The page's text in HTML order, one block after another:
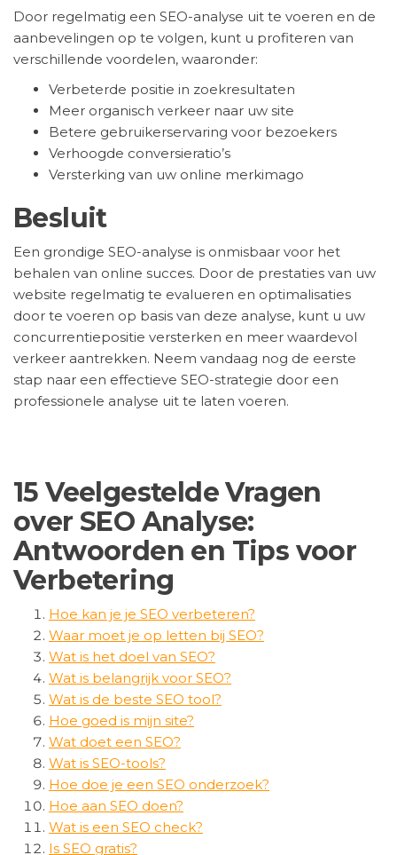
Door regelmatig een SEO-analyse uit te voeren en de
aanbevelingen op te volgen, kunt u profiteren van
verschillende voordelen, waaronder:
Verbeterde positie in zoekresultaten
Meer organisch verkeer naar uw site
Betere gebruikerservaring voor bezoekers
Verhoogde conversieratio’s
Versterking van uw online merkimago
Besluit
Een grondige SEO-analyse is onmisbaar voor het
behalen van online succes. Door de prestaties van uw
website regelmatig te evalueren en optimalisaties
door te voeren op basis van deze analyse, kunt u uw
concurrentiepositie versterken en meer waardevol
verkeer aantrekken. Neem vandaag nog de eerste
stap naar een effectieve SEO-strategie door een
professionele analyse uit te laten voeren.
15 Veelgestelde Vragen
over SEO Analyse:
Antwoorden en Tips voor
Verbetering
Hoe kan je je SEO verbeteren?
Waar moet je op letten bij SEO?
Wat is het doel van SEO?
Wat is belangrijk voor SEO?
Wat is de beste SEO tool?
Hoe goed is mijn site?
Wat doet een SEO?
Wat is SEO-tools?
Hoe doe je een SEO onderzoek?
Hoe aan SEO doen?
Wat is een SEO check?
Is SEO gratis?